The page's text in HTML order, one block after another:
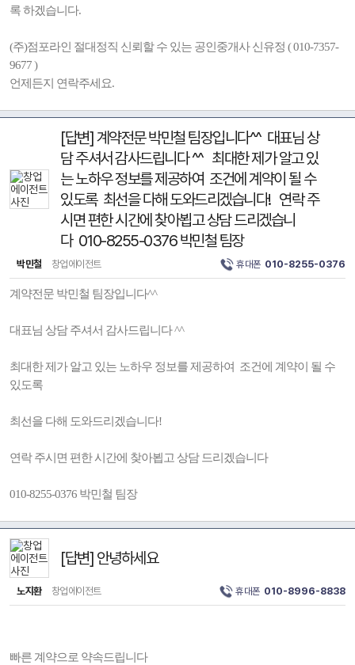
록 하겠습니다.
(주)점포라인 절대정직 신뢰할 수 있는 공인중개사 신유정 ( 010-7357-
9677 )
언제든지 연락주세요.
[답변] 계약전문 박민철 팀장입니다^^ 대표님 상
담 주셔서 감사드립니다 ^^ 최대한 제가 알고 있
는 노하우 정보를 제공하여 조건에 계약이 될 수
있도록 최선을 다해 도와드리겠습니다! 연락 주
시면 편한 시간에 찾아뵙고 상담 드리겠습니
다 010-8255-0376 박민철 팀장
박민철 창업에이전트 휴대폰 010-8255-0376
계약전문 박민철 팀장입니다^^
대표님 상담 주셔서 감사드립니다 ^^
최대한 제가 알고 있는 노하우 정보를 제공하여 조건에 계약이 될 수
있도록
최선을 다해 도와드리겠습니다!
연락 주시면 편한 시간에 찾아뵙고 상담 드리겠습니다
010-8255-0376 박민철 팀장
[답변] 안녕하세요
노지환 창업에이전트 휴대폰 010-8996-8838
빠른 계약으로 약속드립니다